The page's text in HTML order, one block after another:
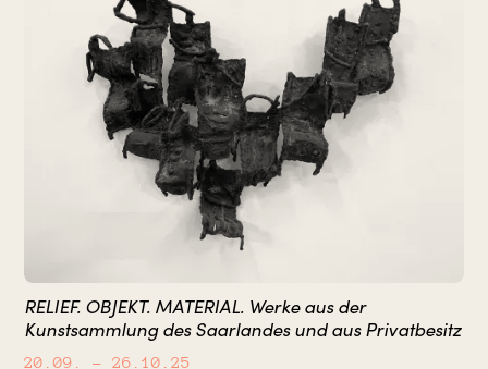
RELIEF. OBJEKT. MATERIAL. Werke aus der
Kunstsammlung des Saarlandes und aus Privatbesitz
20.09. – 26.10.25